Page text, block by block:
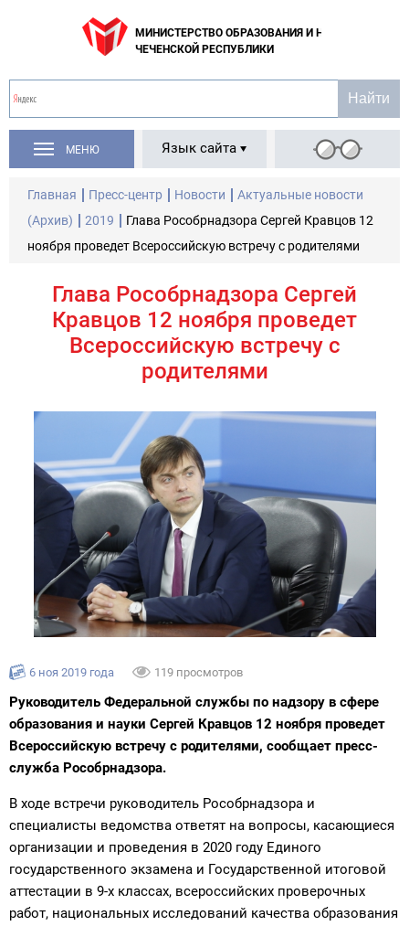
МИНИСТЕРСТВО ОБРАЗОВАНИЯ И НАУКИ
ЧЕЧЕНСКОЙ РЕСПУБЛИКИ
МЕНЮ Язык сайта
Главная Пресс-центр Новости
Актуальные новости
(Архив)
2019
Глава Рособрнадзора Сергей Кравцов 12
ноября проведет Всероссийскую встречу с родителями
Глава Рособрнадзора Сергей
Кравцов 12 ноября проведет
Всероссийскую встречу с
родителями
6 ноя 2019 года 119 просмотров
Руководитель Федеральной службы по надзору в сфере
образования и науки Сергей Кравцов 12 ноября проведет
Всероссийскую встречу с родителями, сообщает пресс-
служба Рособрнадзора.
В ходе встречи руководитель Рособрнадзора и
специалисты ведомства ответят на вопросы, касающиеся
организации и проведения в 2020 году Единого
государственного экзамена и Государственной итоговой
аттестации в 9-х классах, всероссийских проверочных
работ, национальных исследований качества образования